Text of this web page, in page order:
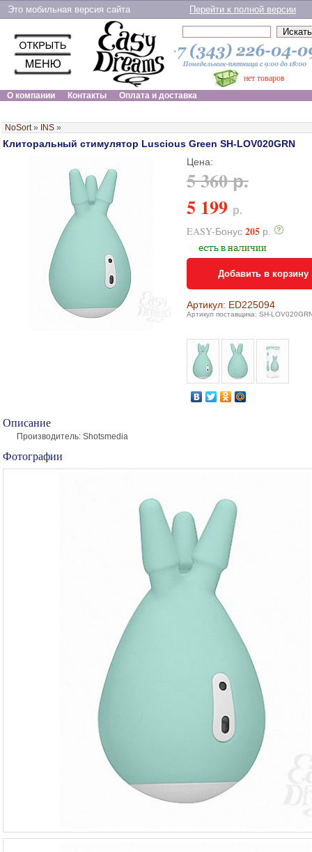
Это мобильная версия сайта Перейти к полной версии
нет товаров
О компании
Контакты Оплата и доставка
NoSort» INS »
Клиторальный стимулятор Luscious Green SH-LOV020GRN
Цена:
5 360 р.
5 199 р.
EASY-Бонус 205 р.
Добавить в корзину
Артикул: ED225094
Артикул поставщика: SH-
Описание
Производитель: Shotsmedia
Фотографии